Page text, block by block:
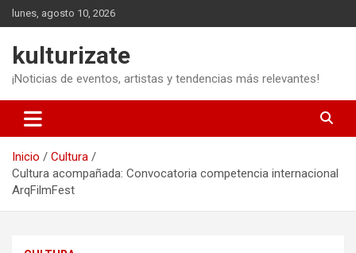
Saltar
al
lunes, agosto 10, 2026
kulturizate
¡Noticias de eventos, artistas y tendencias más relevantes!
Inicio
Cultura
Cultura acompañada: Convocatoria competencia internacional
ArqFilmFest